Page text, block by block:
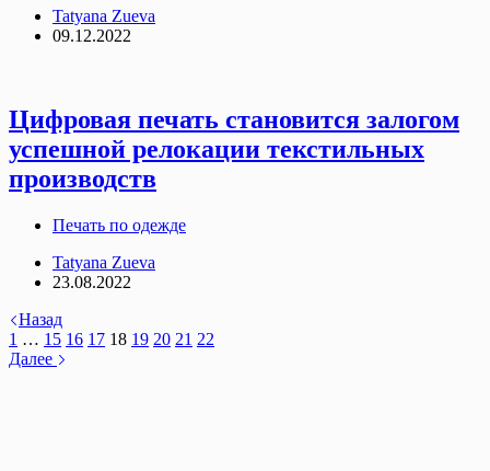
Tatyana Zueva
09.12.2022
Цифровая печать становится залогом
успешной релокации текстильных
производств
Печать по одежде
Tatyana Zueva
23.08.2022
Назад
1 … 15 16 17 18 19 20 21 22
Далее